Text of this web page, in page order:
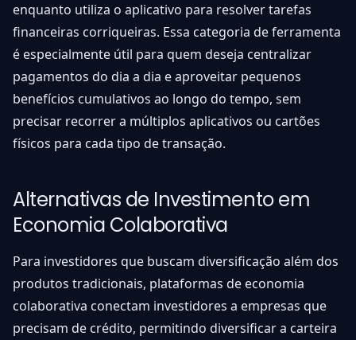
enquanto utiliza o aplicativo para resolver tarefas
financeiras corriqueiras. Essa categoria de ferramenta
é especialmente útil para quem deseja centralizar
pagamentos do dia a dia e aproveitar pequenos
benefícios cumulativos ao longo do tempo, sem
precisar recorrer a múltiplos aplicativos ou cartões
físicos para cada tipo de transação.
Alternativas de Investimento em
Economia Colaborativa
Para investidores que buscam diversificação além dos
produtos tradicionais, plataformas de economia
colaborativa conectam investidores a empresas que
precisam de crédito, permitindo diversificar a carteira